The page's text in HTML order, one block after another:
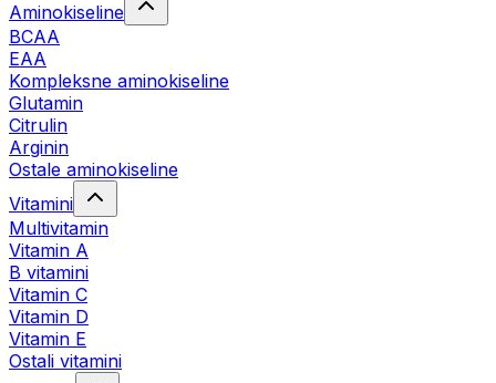
Aminokiseline
BCAA
EAA
Kompleksne aminokiseline
Glutamin
Citrulin
Arginin
Ostale aminokiseline
Vitamini
Multivitamin
Vitamin A
B vitamini
Vitamin C
Vitamin D
Vitamin E
Ostali vitamini